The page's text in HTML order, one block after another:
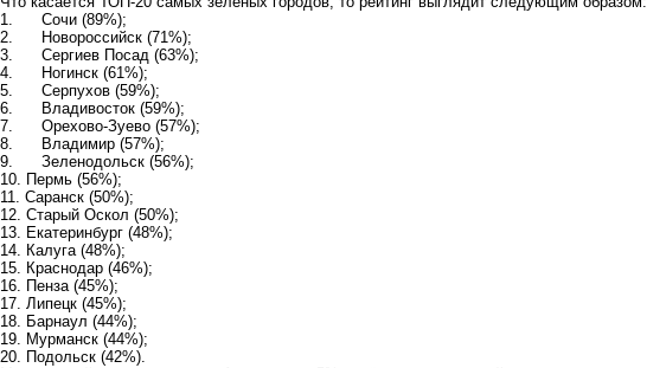
1. Сочи (89%);
2. Новороссийск (71%);
3. Сергиев Посад (63%);
4. Ногинск (61%);
5. Серпухов (59%);
6. Владивосток (59%);
7. Орехово-Зуево (57%);
8. Владимир (57%);
9. Зеленодольск (56%);
10. Пермь (56%);
11. Саранск (50%);
12. Старый Оскол (50%);
13. Екатеринбург (48%);
14. Калуга (48%);
15. Краснодар (46%);
16. Пенза (45%);
17. Липецк (45%);
18. Барнаул (44%);
19. Мурманск (44%);
20. Подольск (42%).